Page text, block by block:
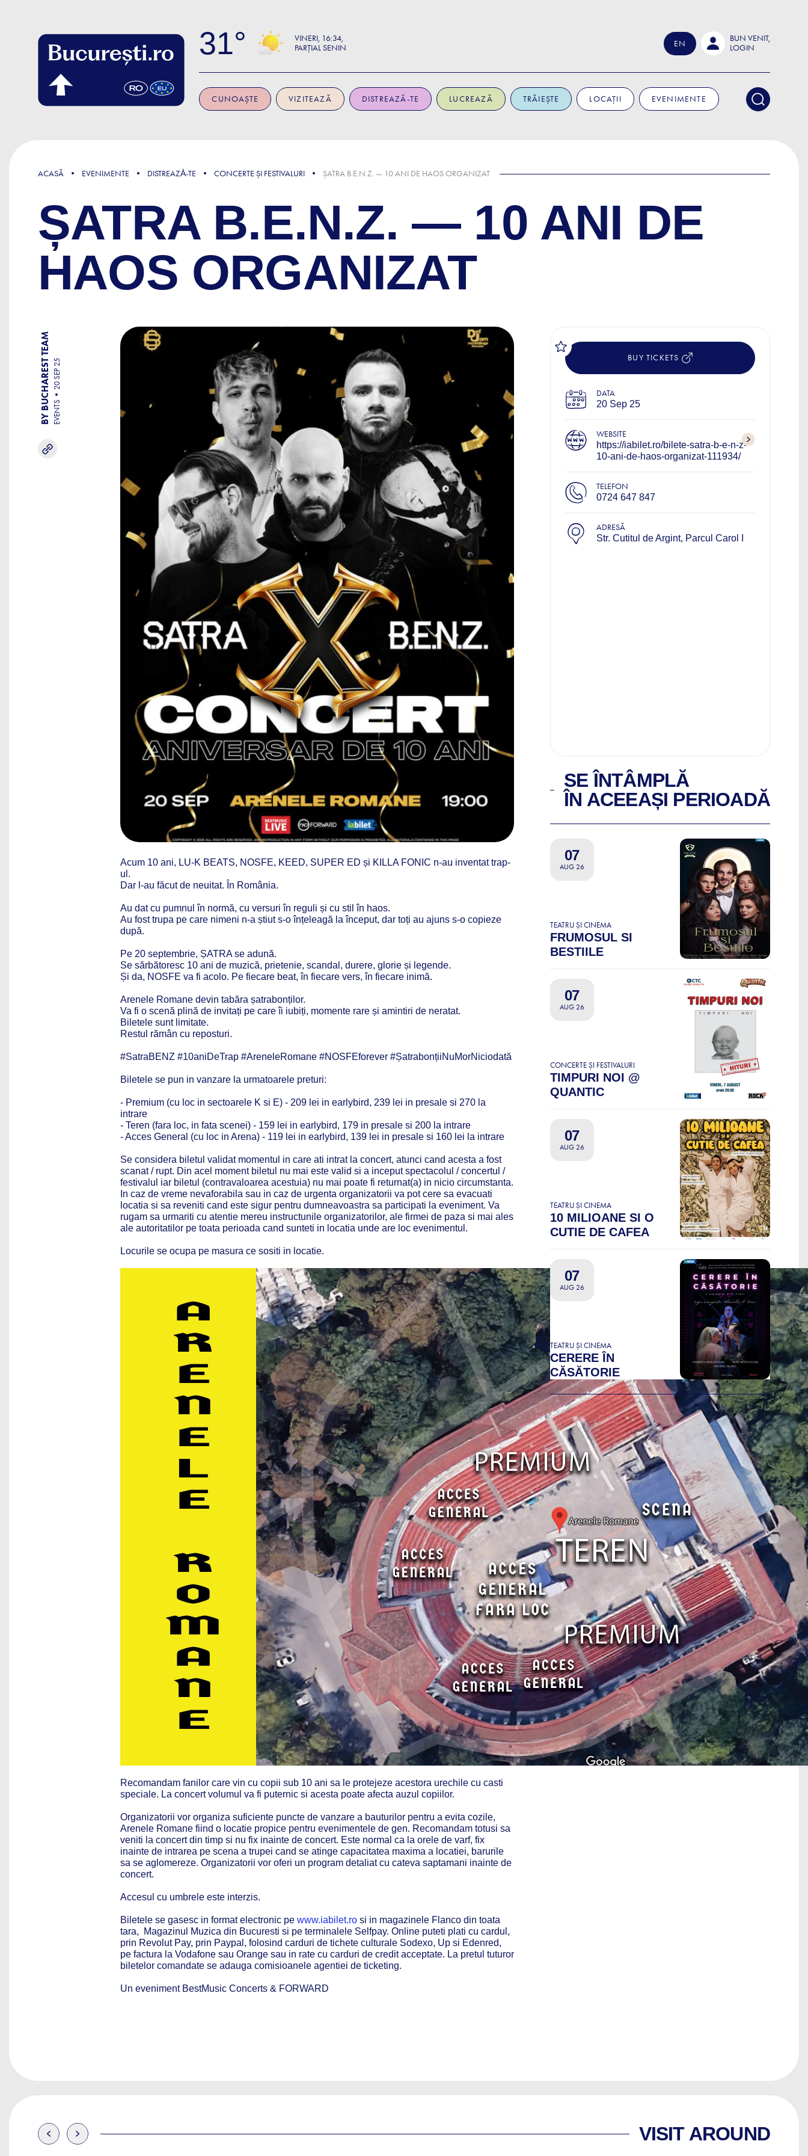
31 VINERI 16:34
PARȚIAL SENIN
EN
BUN VENIT,
LOGIN
CUNOAȘTE VIZITEAZĂ DISTREAZĂ-TE LUCREAZĂ TRĂIEȘTE LOCAȚII EVENIMENTE
ACASĂ EVENIMENTE DISTREAZǍ-TE CONCERTE ȘI FESTIVALURI ȘATRA B.E.N.Z. — 10 ANI DE HAOS ORGANIZAT
ȘATRA B.E.N.Z. — 10 ANI DE
HAOS ORGANIZAT
BY BUCHAREST TEAM EVENTS
20 SEP 25
Acum 10 ani, LU-K BEATS, NOSFE, KEED, SUPER ED și KILLA FONIC n-au inventat trap-
ul.
Dar l-au făcut de neuitat. În România.
Au dat cu pumnul în normă, cu versuri în reguli și cu stil în haos.
Au fost trupa pe care nimeni n-a știut s-o înțeleagă la început, dar toți au ajuns s-o copieze
după.
Pe 20 septembrie, ȘATRA se adună.
Se sărbătoresc 10 ani de muzică, prietenie, scandal, durere, glorie și legende.
Și da, NOSFE va fi acolo. Pe fiecare beat, în fiecare vers, în fiecare inimă.
Arenele Romane devin tabăra șatrabonților.
Va fi o scenă plină de invitați pe care îi iubiți, momente rare și amintiri de neratat.
Biletele sunt limitate.
Restul rămân cu reposturi.
#SatraBENZ #10aniDeTrap #AreneleRomane #NOSFEforever #ȘatrabonțiiNuMorNiciodată
Biletele se pun in vanzare la urmatoarele preturi:
- Premium (cu loc in sectoarele K si E) - 209 lei in earlybird, 239 lei in presale si 270 la
intrare
- Teren (fara loc, in fata scenei) - 159 lei in earlybird, 179 in presale si 200 la intrare
- Acces General (cu loc in Arena) - 119 lei in earlybird, 139 lei in presale si 160 lei la intrare
Se considera biletul validat momentul in care ati intrat la concert, atunci cand acesta a fost
scanat / rupt. Din acel moment biletul nu mai este valid si a inceput spectacolul / concertul /
festivalul iar biletul (contravaloarea acestuia) nu mai poate fi returnat(a) in nicio circumstanta.
In caz de vreme nevaforabila sau in caz de urgenta organizatorii va pot cere sa evacuati
locatia si sa reveniti cand este sigur pentru dumneavoastra sa participati la eveniment. Va
rugam sa urmariti cu atentie mereu instructunile organizatorilor, ale firmei de paza si mai ales
ale autoritatilor pe toata perioada cand sunteti in locatia unde are loc evenimentul.
Locurile se ocupa pe masura ce sositi in locatie.
Recomandam fanilor care vin cu copii sub 10 ani sa le protejeze acestora urechile cu casti
speciale. La concert volumul va fi puternic si acesta poate afecta auzul copiilor.
Organizatorii vor organiza suficiente puncte de vanzare a bauturilor pentru a evita cozile,
Arenele Romane fiind o locatie propice pentru evenimentele de gen. Recomandam totusi sa
veniti la concert din timp si nu fix inainte de concert. Este normal ca la orele de varf, fix
inainte de intrarea pe scena a trupei cand se atinge capacitatea maxima a locatiei, barurile
sa se aglomereze. Organizatorii vor oferi un program detaliat cu cateva saptamani inainte de
concert.
Accesul cu umbrele este interzis.
Biletele se gasesc in format electronic pe www.iabilet.ro si in magazinele Flanco din toata
tara, Magazinul Muzica din Bucuresti si pe terminalele Selfpay. Online puteti plati cu cardul,
prin Revolut Pay, prin Paypal, folosind carduri de tichete culturale Sodexo, Up si Edenred,
pe factura la Vodafone sau Orange sau in rate cu carduri de credit acceptate. La pretul tuturor
biletelor comandate se adauga comisioanele agentiei de ticketing.
Un eveniment BestMusic Concerts & FORWARD
BUY TICKETS
DATA
20 Sep 25
WEBSITE
https://iabilet.ro/bilete-satra-b-e-n-z-
10-ani-de-haos-organizat-111934/
TELEFON
0724 647 847
ADRESĂ
Str. Cutitul de Argint, Parcul Carol I
SE ÎNTÂMPLĂ
ÎN ACEEAȘI PERIOADĂ
07
AUG 26
TEATRU ȘI CINEMA
FRUMOSUL SI
BESTIILE
07
AUG 26
CONCERTE ȘI FESTIVALURI
TIMPURI NOI @
QUANTIC
07
AUG 26
TEATRU ȘI CINEMA
10 MILIOANE SI O
CUTIE DE CAFEA
07
AUG 26
TEATRU ȘI CINEMA
CERERE ÎN
CĂSĂTORIE
VISIT AROUND